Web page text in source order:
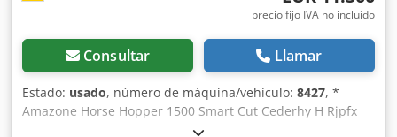
precio fijo IVA no incluído
Consultar Llamar
Estado: usado, número de máquina/vehículo: 8427, *
Amazone Horse Hopper 1500 Smart Cut Cederhy H Rjpfx
Alxsrf * Ancho de trabajo 1,50 m * Capacidad de tolva de